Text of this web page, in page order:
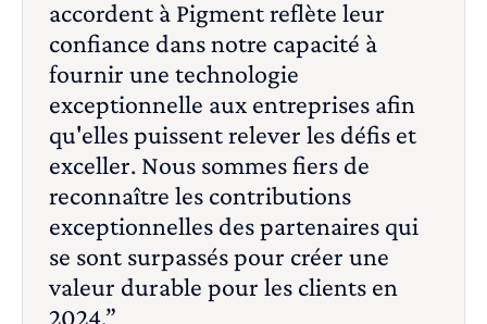
accordent à Pigment reflète leur
confiance dans notre capacité à
fournir une technologie
exceptionnelle aux entreprises afin
qu'elles puissent relever les défis et
exceller. Nous sommes fiers de
reconnaître les contributions
exceptionnelles des partenaires qui
se sont surpassés pour créer une
valeur durable pour les clients en
2024.”